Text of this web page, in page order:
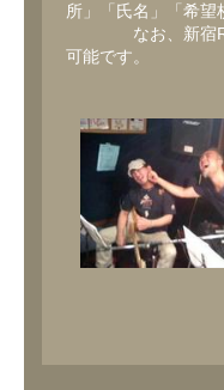
所」「氏名」「希望
なお、新宿
可能です。